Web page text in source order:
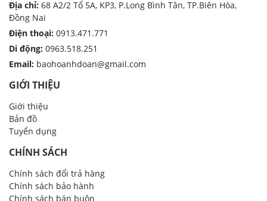
Địa chỉ: 68 A2/2 Tổ 5A, KP3, P.Long Bình Tân, TP.Biên Hòa,
Đồng Nai
Điện thoại: 0913.471.771
Di động: 0963.518.251
Email: baohoanhdoan@gmail.com
GIỚI THIỆU
Giới thiệu
Bản đồ
Tuyển dụng
CHÍNH SÁCH
Chính sách đổi trả hàng
Chính sách bảo hành
Chính sách bán buôn